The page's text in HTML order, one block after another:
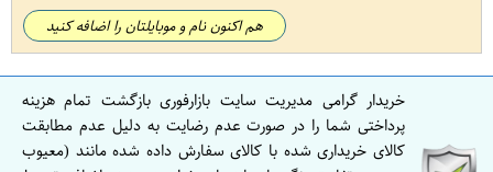
هم اکنون نام و موبایلتان را اضافه کنید
خریدار گرامی مدیریت سایت بازارفوری بازگشت تمام هزینه
پرداختی شما را در صورت عدم رضایت به دلیل عدم مطابقت
کالای خریداری شده با کالای سفارش داده شده مانند (معیوب